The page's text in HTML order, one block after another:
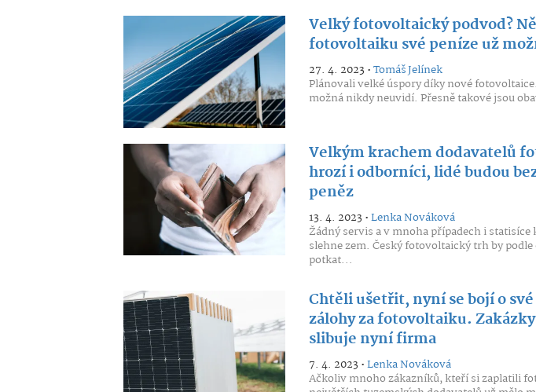
Velký fotovoltaický podvod?
fotovoltaiku své peníze už
27. 4. 2023 •Tomáš Jelínek
Plánovali velké úspory díky nové
možná nikdy neuvidí. Přesně takové jsou
Velkým krachem dodavatelů
hrozí i odborníci, lidé budou
peněz
13. 4. 2023 •Lenka Nováková
Žádný servis a v mnoha případech i
slehne zem. Český fotovoltaický trh by
potkat...
Chtěli ušetřit, nyní se bojí o
zálohy za fotovoltaiku.
slibuje nyní firma
7. 4. 2023 •Lenka Nováková
Ačkoliv mnoho zákazníků, kteří si zaplatili